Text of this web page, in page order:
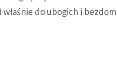
właśnie do ubogich i